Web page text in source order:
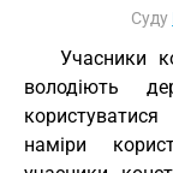
Суду
Учасники
володіють
наміри